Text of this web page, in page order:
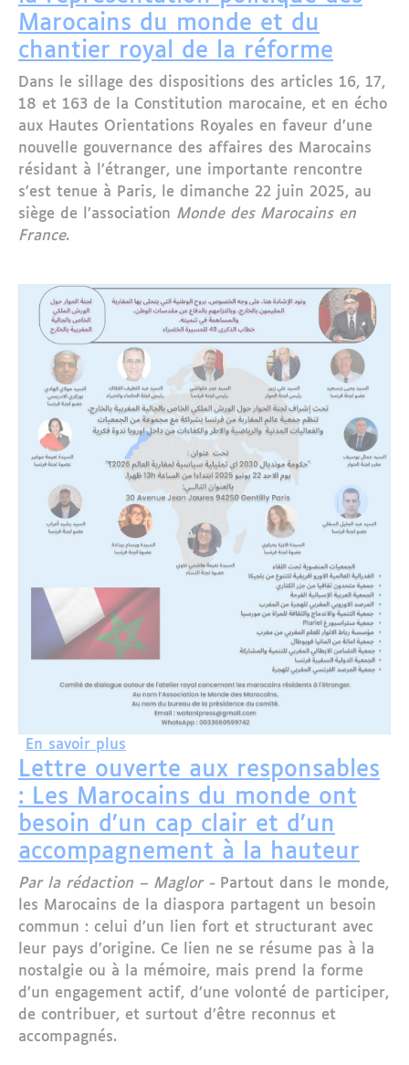
Marocains du monde et du
chantier royal de la réforme
Dans le sillage des dispositions des articles 16, 17,
18 et 163 de la Constitution marocaine, et en écho
aux Hautes Orientations Royales en faveur d’une
nouvelle gouvernance des affaires des Marocains
résidant à l’étranger, une importante rencontre
s’est tenue à Paris, le dimanche 22 juin 2025, au
siège de l’association Monde des Marocains en
France.
En savoir plus
Lettre ouverte aux responsables
: Les Marocains du monde ont
besoin d’un cap clair et d’un
accompagnement à la hauteur
Par la rédaction – Maglor - Partout dans le monde,
les Marocains de la diaspora partagent un besoin
commun : celui d’un lien fort et structurant avec
leur pays d’origine. Ce lien ne se résume pas à la
nostalgie ou à la mémoire, mais prend la forme
d’un engagement actif, d’une volonté de participer,
de contribuer, et surtout d’être reconnus et
accompagnés.